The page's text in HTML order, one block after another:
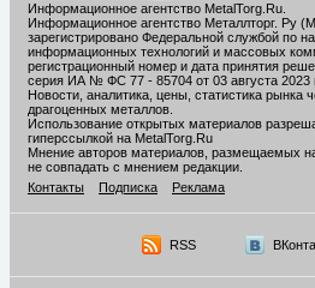
Информационное агентство MetalTorg.Ru
Информационное агентство Металлторг. Ру
зарегистрировано Федеральной службой по
информационных технологий и массовых
регистрационный номер и дата принятия
серия ИА № ФС 77 - 85704 от 03 августа 2023
Новости, аналитика, цены, статистика рынка
драгоценных металлов.
Использование открытых материалов
гиперссылкой на MetalTorg.Ru
Мнение авторов материалов, размещаемых
не совпадать с мнением редакции.
Контакты
Подписка Реклама
RSS